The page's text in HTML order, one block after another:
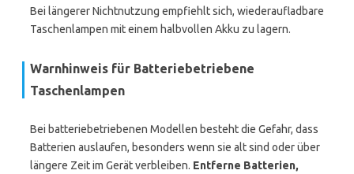
Bei längerer Nichtnutzung empfiehlt sich, wiederaufladbare
Taschenlampen mit einem halbvollen Akku zu lagern.
Warnhinweis für Batteriebetriebene
Taschenlampen
Bei batteriebetriebenen Modellen besteht die Gefahr, dass
Batterien auslaufen, besonders wenn sie alt sind oder über
längere Zeit im Gerät verbleiben. Entferne Batterien,